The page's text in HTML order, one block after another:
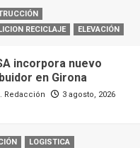
RECICLAJE
ELEVACIÓN
incorpora nuevo
en Girona
Redacción
3 agosto, 2026
LOGISTICA